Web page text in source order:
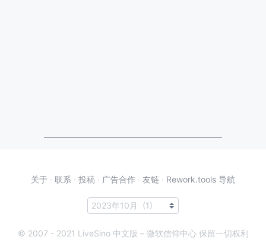
关于 · 联系 · 投稿 · 广告合作 · 友链 · Rework.tools 导航
© 2007 - 2021 LiveSino 中文版 – 微软信仰中心 保留一切权利